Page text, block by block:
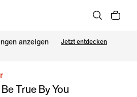
anzeigen Jetzt entdecken
True By You